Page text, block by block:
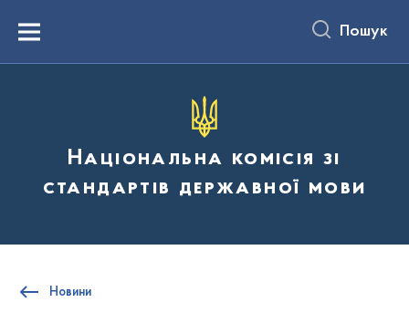
вмістуMenu Пошук
Національна комісія зі
стандартів державної мови
Новини